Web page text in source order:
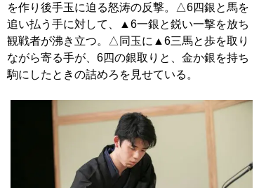
を作り後手玉に迫る怒涛の反撃。△6四銀と馬を
追い払う手に対して、▲6一銀と鋭い一撃を放ち
観戦者が沸き立つ。△同玉に▲6三馬と歩を取り
ながら寄る手が、6四の銀取りと、金か銀を持ち
駒にしたときの詰めろを見せている。